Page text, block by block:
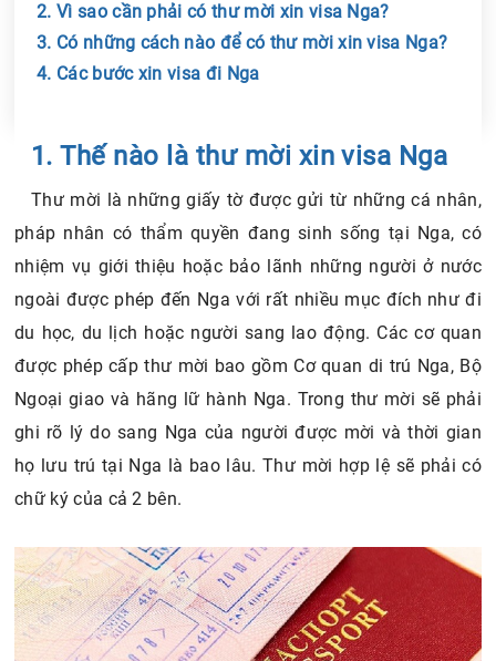
2. Vì sao cần phải có thư mời xin visa Nga?
3. Có những cách nào để có thư mời xin visa Nga?
4. Các bước xin visa đi Nga
Chia sẻ tin với bạn bè
1. Thế nào là thư mời xin visa Nga
Thư mời là những giấy tờ được gửi từ những cá nhân,
pháp nhân có thẩm quyền đang sinh sống tại Nga, có
nhiệm vụ giới thiệu hoặc bảo lãnh những người ở nước
ngoài được phép đến Nga với rất nhiều mục đích như đi
du học, du lịch hoặc người sang lao động. Các cơ quan
được phép cấp thư mời bao gồm Cơ quan di trú Nga, Bộ
Ngoại giao và hãng lữ hành Nga. Trong thư mời sẽ phải
ghi rõ lý do sang Nga của người được mời và thời gian
họ lưu trú tại Nga là bao lâu. Thư mời hợp lệ sẽ phải có
chữ ký của cả 2 bên.